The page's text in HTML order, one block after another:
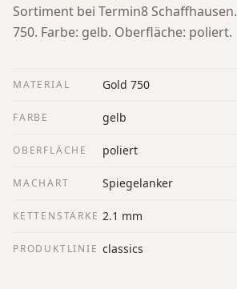
Sortiment bei Termin8 Schaffhausen.
750. Farbe: gelb. Oberfläche: poliert.
MATERIAL Gold 750
FARBE gelb
OBERFLÄCHE poliert
MACHART Spiegelanker
KETTENSTÄRKE 2.1 mm
PRODUKTLINIE classics